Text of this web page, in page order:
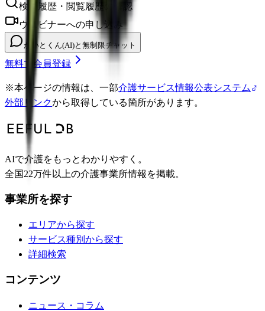
検索履歴・閲覧履歴の確認
ウェビナーへの申し込み
かいとくん(AI)と無制限チャット
無料で会員登録
※本ページの情報は、一部介護サービス情報公表システム
外部リンクから取得している箇所があります。
AIで介護をもっとわかりやすく。
全国22万件以上の介護事業所情報を掲載。
事業所を探す
エリアから探す
サービス種別から探す
詳細検索
コンテンツ
ニュース・コラム